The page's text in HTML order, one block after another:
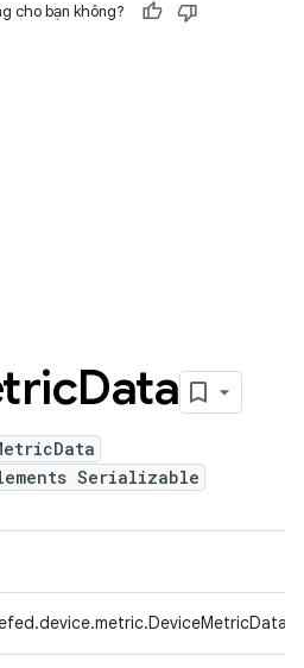
cho bạn không?
Data
Serializable